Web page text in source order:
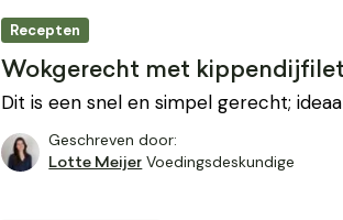
Recepten
Wokgerecht met
Dit is een snel en simpel gerecht;
Geschreven door:
Lotte Meijer Voedingsdeskundige